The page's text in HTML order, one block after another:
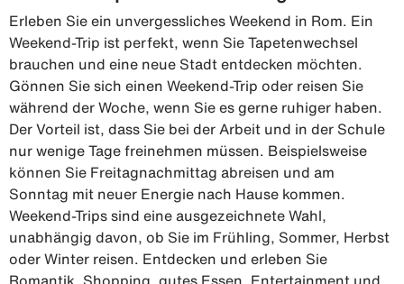
Erleben Sie ein unvergessliches Weekend in Rom. Ein
Weekend-Trip ist perfekt, wenn Sie Tapetenwechsel
brauchen und eine neue Stadt entdecken möchten.
Gönnen Sie sich einen Weekend-Trip oder reisen Sie
während der Woche, wenn Sie es gerne ruhiger haben.
Der Vorteil ist, dass Sie bei der Arbeit und in der Schule
nur wenige Tage freinehmen müssen. Beispielsweise
können Sie Freitagnachmittag abreisen und am
Sonntag mit neuer Energie nach Hause kommen.
Weekend-Trips sind eine ausgezeichnete Wahl,
unabhängig davon, ob Sie im Frühling, Sommer, Herbst
oder Winter reisen. Entdecken und erleben Sie
Romantik, Shopping, gutes Essen, Entertainment und